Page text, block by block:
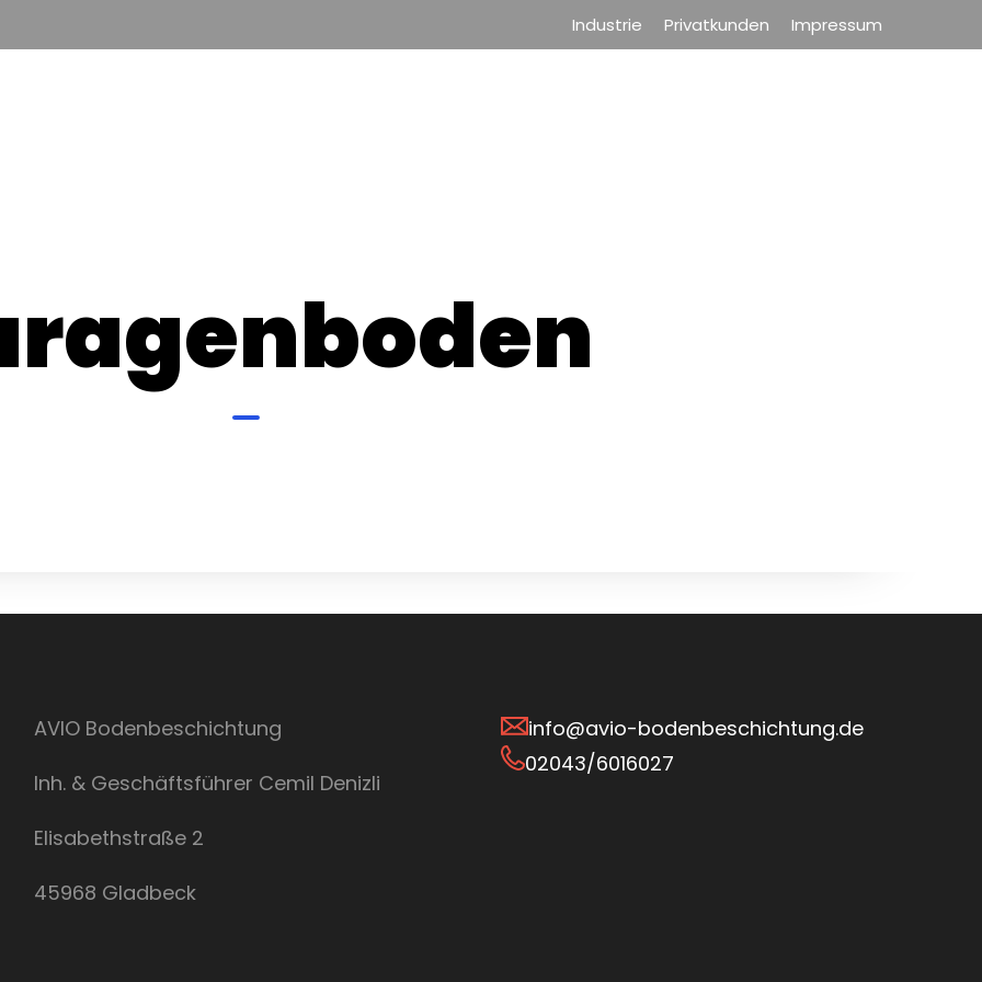
Industrie Privatkunden Impressum
AVIO Bodenbeschichtung
Inh. & Geschäftsführer Cemil Denizli
Elisabethstraße 2
45968 Gladbeck
info@avio-bodenbeschichtung.de
02043/6016027